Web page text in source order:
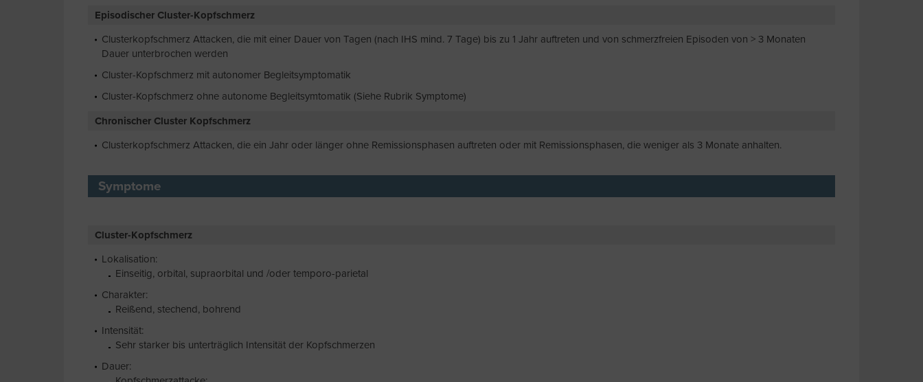
Episodischer Cluster-Kopfschmerz
Clusterkopfschmerz Attacken, die mit einer Dauer von Tagen (nach IHS mind. 7 Tage) bis zu 1 Jahr auftreten und von schmerzfreien Episoden von > 3 Monaten
Dauer unterbrochen werden
Cluster-Kopfschmerz mit autonomer Begleitsymptomatik
Cluster-Kopfschmerz ohne autonome Begleitsymtomatik (Siehe Rubrik Symptome)
Chronischer Cluster Kopfschmerz
Clusterkopfschmerz Attacken, die ein Jahr oder länger ohne Remissionsphasen auftreten oder mit Remissionsphasen, die weniger als 3 Monate anhalten.
Symptome
Cluster-Kopfschmerz
Lokalisation:
Einseitig, orbital, supraorbital und /oder temporo-parietal
Charakter:
Reißend, stechend, bohrend
Intensität:
Sehr starker bis unterträglich Intensität der Kopfschmerzen
Dauer: